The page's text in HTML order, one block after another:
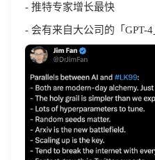
- 推特专家增长最快
- 会有来自大公司的「GPT-